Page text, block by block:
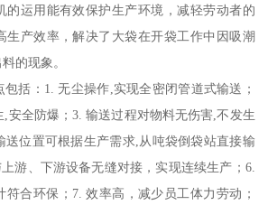
的运用能有效保护生产环境，减轻劳动者的
生产效率，解决了大袋在开袋工作中因吸潮
的现象。
括：1. 无尘操作,实现全密闭管道式输送；
安全防爆；3. 输送过程对物料无伤害,不发生
送位置可根据生产需求,从吨袋倒袋站直接输
游、下游设备无缝对接，实现连续生产；6.
合环保；7. 效率高，减少员工体力劳动；